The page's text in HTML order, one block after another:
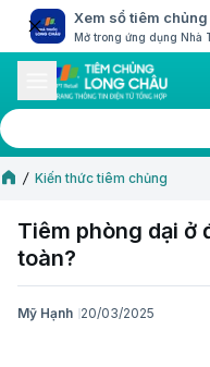
Xem sổ tiêm
Mở trong ứng dụng Nhà
Kiến thức tiêm chủng
Tiêm phòng dại ở
toàn?
Mỹ Hạnh 20/03/2025